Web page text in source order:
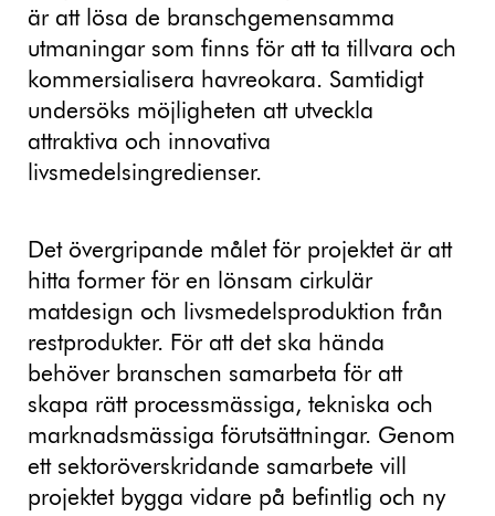
är att lösa de branschgemensamma
utmaningar som finns för att ta tillvara och
kommersialisera havreokara. Samtidigt
undersöks möjligheten att utveckla
attraktiva och innovativa
livsmedelsingredienser.
Det övergripande målet för projektet är att
hitta former för en lönsam cirkulär
matdesign och livsmedelsproduktion från
restprodukter. För att det ska hända
behöver branschen samarbeta för att
skapa rätt processmässiga, tekniska och
marknadsmässiga förutsättningar. Genom
ett sektoröverskridande samarbete vill
projektet bygga vidare på befintlig och ny